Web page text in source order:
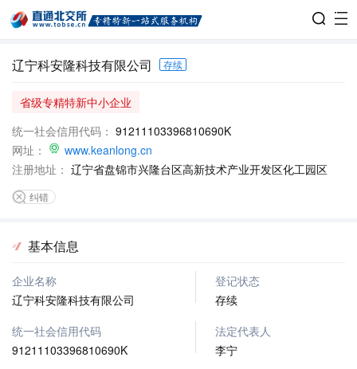
辽宁科安隆科技有限公司 存续
省级专精特新中小企业
统一社会信用代码： 91211103396810690K
网址：
www.keanlong.cn
注册地址： 辽宁省盘锦市兴隆台区高新技术产业开发区化工园区
纠错
基本信息
企业名称
辽宁科安隆科技有限公司
登记状态
存续
统一社会信用代码
91211103396810690K
法定代表人
李宁